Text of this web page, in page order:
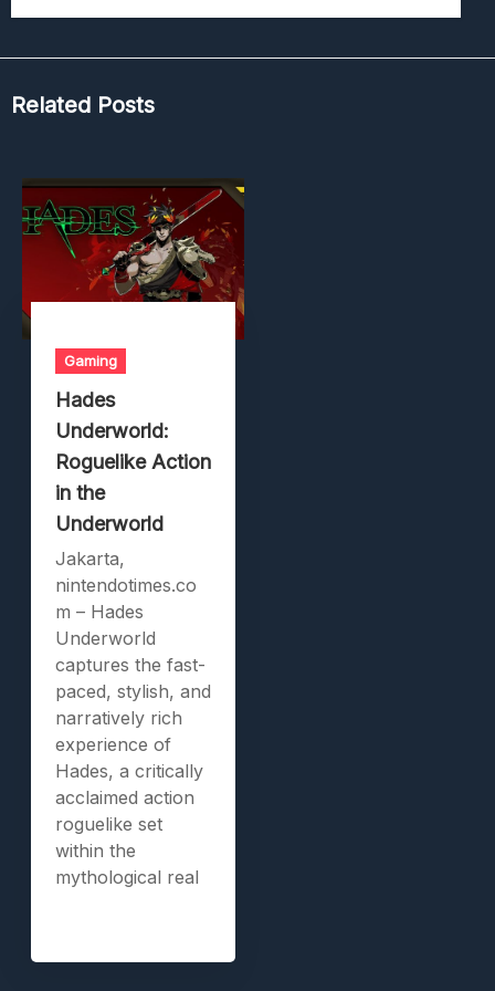
Related Posts
Gaming
Hades
Underworld:
Roguelike Action
in the
Underworld
Jakarta,
nintendotimes.co
m – Hades
Underworld
captures the fast-
paced, stylish, and
narratively rich
experience of
Hades, a critically
acclaimed action
roguelike set
within the
mythological real